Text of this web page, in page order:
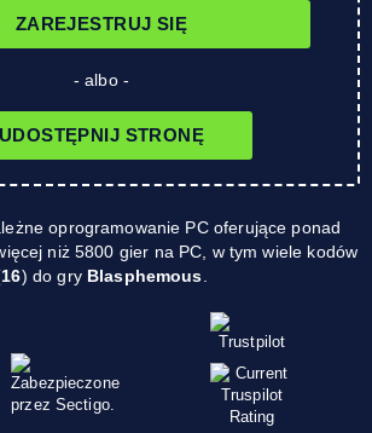
ZAREJESTRUJ SIĘ
- albo -
UDOSTĘPNIJ STRONĘ
oprogramowanie PC oferujące ponad
niż 5800 gier na PC, w tym wiele kodów
16) do gry Blasphemous